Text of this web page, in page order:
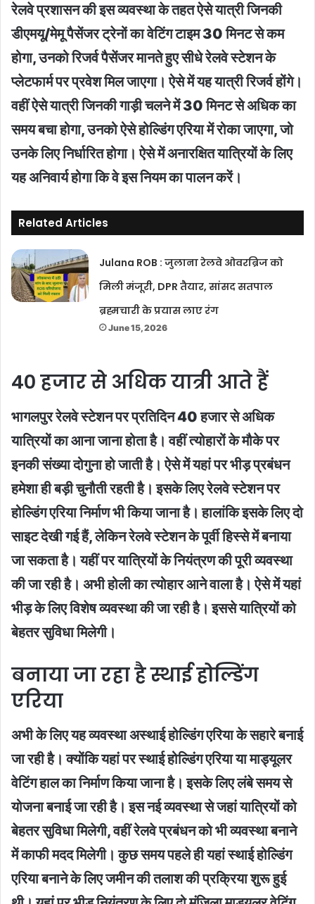
रेलवे प्रशासन की इस व्यवस्था के तहत ऐसे यात्री जिनकी
डीएमयू/मेमू पैसेंजर ट्रेनों का वेटिंग टाइम 30 मिनट से कम
होगा, उनको रिजर्व पैसेंजर मानते हुए सीधे रेलवे स्टेशन के
प्लेटफार्म पर प्रवेश मिल जाएगा। ऐसे में यह यात्री रिजर्व होंगे।
वहीं ऐसे यात्री जिनकी गाड़ी चलने में 30 मिनट से अधिक का
समय बचा होगा, उनको ऐसे होल्डिंग एरिया में रोका जाएगा, जो
उनके लिए निर्धारित होगा। ऐसे में अनारक्षित यात्रियों के लिए
यह अनिवार्य होगा कि वे इस नियम का पालन करें।
Related Articles
Julana ROB : जुलाना रेलवे ओवरब्रिज को
मिली मंजूरी, DPR तैयार, सांसद सतपाल
ब्रह्मचारी के प्रयास लाए रंग
June 15, 2026
40 हजार से अधिक यात्री आते हैं
भागलपुर रेलवे स्टेशन पर प्रतिदिन 40 हजार से अधिक
यात्रियों का आना जाना होता है। वहीं त्योहारों के मौके पर
इनकी संख्या दोगुना हो जाती है। ऐसे में यहां पर भीड़ प्रबंधन
हमेशा ही बड़ी चुनौती रहती है। इसके लिए रेलवे स्टेशन पर
होल्डिंग एरिया निर्माण भी किया जाना है। हालांकि इसके लिए दो
साइट देखी गई हैं, लेकिन रेलवे स्टेशन के पूर्वी हिस्से में बनाया
जा सकता है। यहीं पर यात्रियों के नियंत्रण की पूरी व्यवस्था
की जा रही है। अभी होली का त्योहार आने वाला है। ऐसे में यहां
भीड़ के लिए विशेष व्यवस्था की जा रही है। इससे यात्रियों को
बेहतर सुविधा मिलेगी।
बनाया जा रहा है स्थाई होल्डिंग
एरिया
अभी के लिए यह व्यवस्था अस्थाई होल्डिंग एरिया के सहारे बनाई
जा रही है। क्योंकि यहां पर स्थाई होल्डिंग एरिया या माड्यूलर
वेटिंग हाल का निर्माण किया जाना है। इसके लिए लंबे समय से
योजना बनाई जा रही है। इस नई व्यवस्था से जहां यात्रियों को
बेहतर सुविधा मिलेगी, वहीं रेलवे प्रबंधन को भी व्यवस्था बनाने
में काफी मदद मिलेगी। कुछ समय पहले ही यहां स्थाई होल्डिंग
एरिया बनाने के लिए जमीन की तलाश की प्रक्रिया शुरू हुई